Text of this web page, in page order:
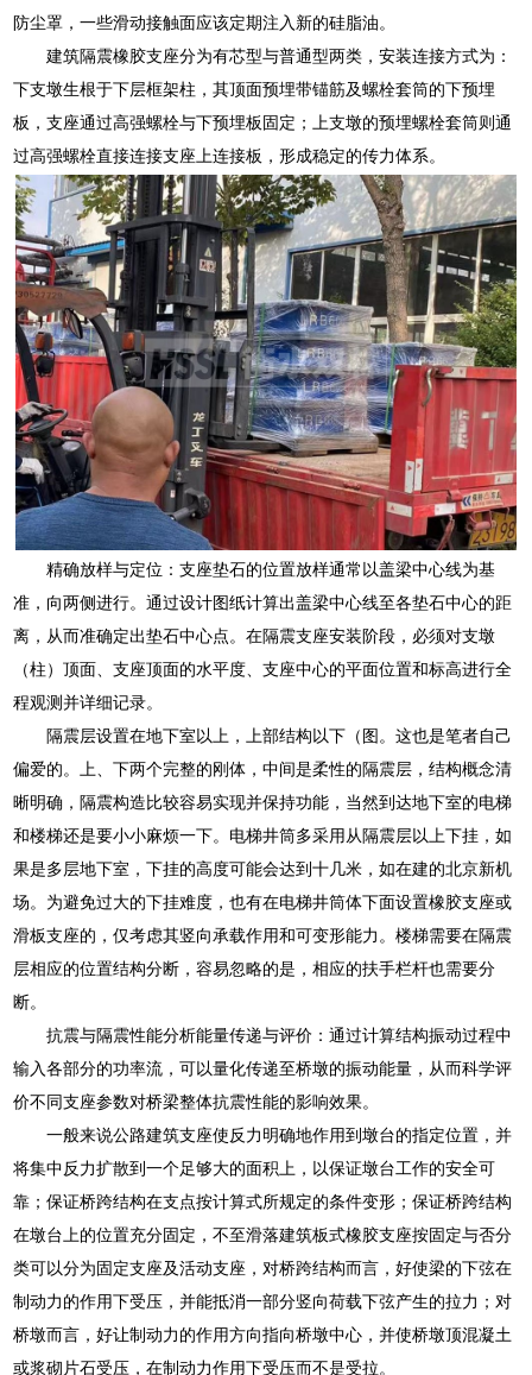
防尘罩，一些滑动接触面应该定期注入新的硅脂油。
建筑隔震橡胶支座分为有芯型与普通型两类，安装连接方式为：
下支墩生根于下层框架柱，其顶面预埋带锚筋及螺栓套筒的下预埋
板，支座通过高强螺栓与下预埋板固定；上支墩的预埋螺栓套筒则通
过高强螺栓直接连接支座上连接板，形成稳定的传力体系。
精确放样与定位：支座垫石的位置放样通常以盖梁中心线为基
准，向两侧进行。通过设计图纸计算出盖梁中心线至各垫石中心的距
离，从而准确定出垫石中心点。在隔震支座安装阶段，必须对支墩
（柱）顶面、支座顶面的水平度、支座中心的平面位置和标高进行全
程观测并详细记录。
隔震层设置在地下室以上，上部结构以下（图。这也是笔者自己
偏爱的。上、下两个完整的刚体，中间是柔性的隔震层，结构概念清
晰明确，隔震构造比较容易实现并保持功能，当然到达地下室的电梯
和楼梯还是要小小麻烦一下。电梯井筒多采用从隔震层以上下挂，如
果是多层地下室，下挂的高度可能会达到十几米，如在建的北京新机
场。为避免过大的下挂难度，也有在电梯井筒体下面设置橡胶支座或
滑板支座的，仅考虑其竖向承载作用和可变形能力。楼梯需要在隔震
层相应的位置结构分断，容易忽略的是，相应的扶手栏杆也需要分
断。
抗震与隔震性能分析能量传递与评价：通过计算结构振动过程中
输入各部分的功率流，可以量化传递至桥墩的振动能量，从而科学评
价不同支座参数对桥梁整体抗震性能的影响效果。
一般来说公路建筑支座使反力明确地作用到墩台的指定位置，并
将集中反力扩散到一个足够大的面积上，以保证墩台工作的安全可
靠；保证桥跨结构在支点按计算式所规定的条件变形；保证桥跨结构
在墩台上的位置充分固定，不至滑落建筑板式橡胶支座按固定与否分
类可以分为固定支座及活动支座，对桥跨结构而言，好使梁的下弦在
制动力的作用下受压，并能抵消一部分竖向荷载下弦产生的拉力；对
桥墩而言，好让制动力的作用方向指向桥墩中心，并使桥墩顶混凝土
或浆砌片石受压，在制动力作用下受压而不是受拉。